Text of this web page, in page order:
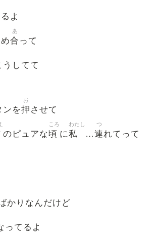
よ
合
あ
って
してて
ンを押
お
させて
のピュアな頃
ころ
に私
わたし
…連
つ
れてって
かりなんだけど
ってるよ